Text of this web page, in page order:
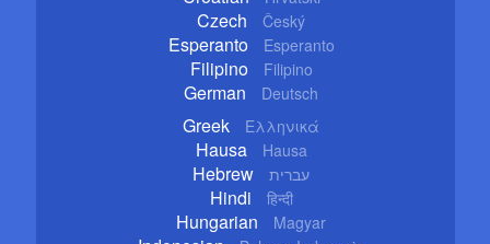
Czech Český
Esperanto Esperanto
Filipino Filipino
German Deutsch
Greek Ελληνικά
Hausa Hausa
Hebrew עברית
Hindi हिन्दी
Hungarian Magyar